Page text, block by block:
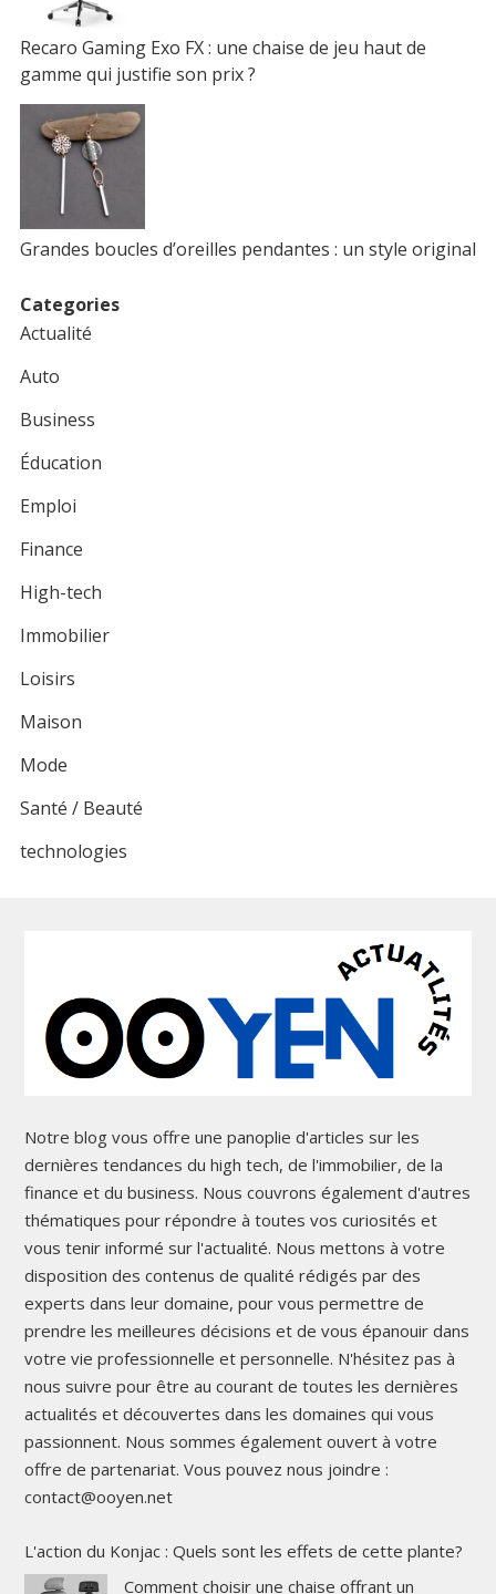
Recaro Gaming Exo FX : une chaise de jeu haut de
gamme qui justifie son prix ?
Grandes boucles d’oreilles pendantes : un style original
Categories
Actualité
Auto
Business
Éducation
Emploi
Finance
High-tech
Immobilier
Loisirs
Maison
Mode
Santé / Beauté
technologies
Notre blog vous offre une panoplie d'articles sur les
dernières tendances du high tech, de l'immobilier, de la
finance et du business. Nous couvrons également d'autres
thématiques pour répondre à toutes vos curiosités et
vous tenir informé sur l'actualité. Nous mettons à votre
disposition des contenus de qualité rédigés par des
experts dans leur domaine, pour vous permettre de
prendre les meilleures décisions et de vous épanouir dans
votre vie professionnelle et personnelle. N'hésitez pas à
nous suivre pour être au courant de toutes les dernières
actualités et découvertes dans les domaines qui vous
passionnent. Nous sommes également ouvert à votre
offre de partenariat. Vous pouvez nous joindre :
contact@ooyen.net
L'action du Konjac : Quels sont les effets de cette plante?
Comment choisir une chaise offrant un